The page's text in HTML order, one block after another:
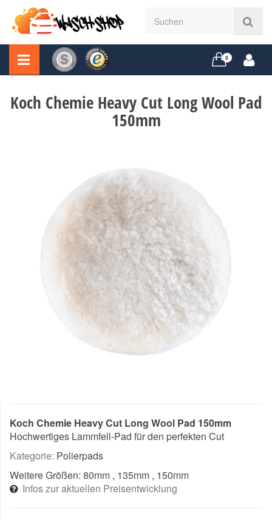
0
Koch Chemie Heavy Cut Long Wool Pad
150mm
Koch Chemie Heavy Cut Long Wool Pad 150mm
Hochwertiges Lammfell-Pad für den perfekten Cut
Kategorie: Polierpads
Weitere Größen: 80mm , 135mm , 150mm
Infos zur aktuellen Preisentwicklung